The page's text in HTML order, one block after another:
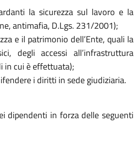
la sicurezza sul lavoro e la
antimafia, D.Lgs. 231/2001);
e il patrimonio dell’Ente, quali la
degli accessi all’infrastruttura
in cui è effettuata);
i diritti in sede giudiziaria.
dipendenti in forza delle seguenti